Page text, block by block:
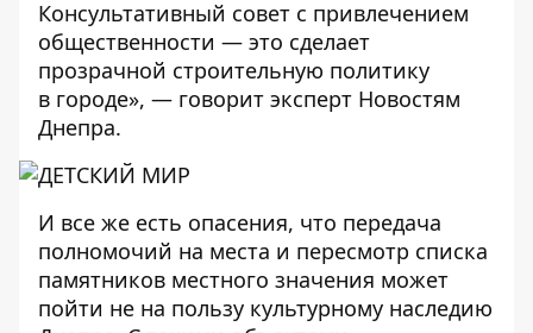
Консультативный совет с привлечением
общественности — это сделает
прозрачной строительную политику
в городе», — говорит эксперт Новостям
Днепра.
И все же есть опасения, что передача
полномочий на места и пересмотр списка
памятников местного значения может
пойти не на пользу культурному наследию